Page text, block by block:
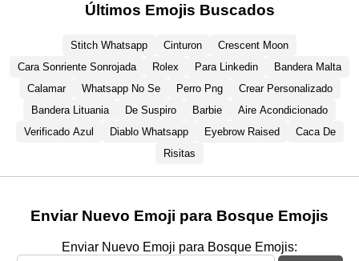
Últimos Emojis Buscados
Stitch Whatsapp Cinturon
Crescent Moon
Cara Sonriente Sonrojada
Rolex Para Linkedin
Bandera Malta
Calamar
Whatsapp No Se Perro Png
Crear Personalizado
Bandera Lituania
De Suspiro Barbie
Aire Acondicionado
Verificado Azul
Diablo Whatsapp Eyebrow Raised
Caca De
Risitas
Enviar Nuevo Emoji para Bosque Emojis
Enviar Nuevo Emoji para Bosque Emojis: